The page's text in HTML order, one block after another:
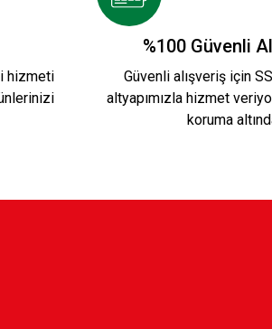
Ç. KIRMIZI POLO YAKA Ç.
hizmeti
%100 Güvenli
Güvenli alışveriş için
altyapımızla hizmet
koruma